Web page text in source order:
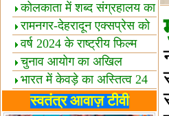
ताकत बढ़ाई
कोलकाता में शब्द संग्रहालय का
उद्घाटन
रामनगर-देहरादून एक्सप्रेस को
हरी झंडी
वर्ष 2024 के राष्ट्रीय फिल्म
पुरस्कारों की घोषणा
चुनाव आयोग का अखिल
भारतीय मीडिया सम्मेलन
भारत में केवड़े का अस्तित्‍व 24
लाख वर्ष!
लखनऊ में 'एक राष्ट्र एक
स्वतंत्र आवाज़ टीवी